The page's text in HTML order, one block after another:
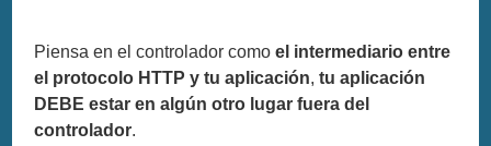
Piensa en el controlador comoel intermediario entre
el protocolo HTTP y tu aplicación,tu aplicación
DEBE estar en algún otro lugar fuera del
controlador.